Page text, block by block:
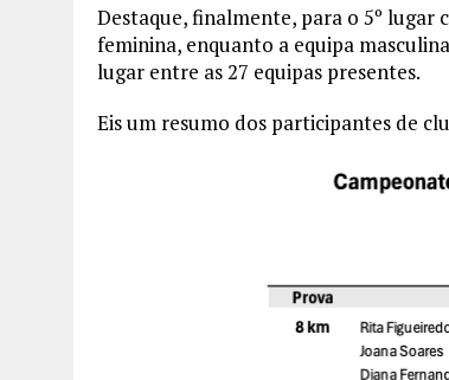
Destaque, finalmente, para o 5º lugar
feminina, enquanto a equipa
lugar entre as 27 equipas presentes.
Eis um resumo dos participantes de